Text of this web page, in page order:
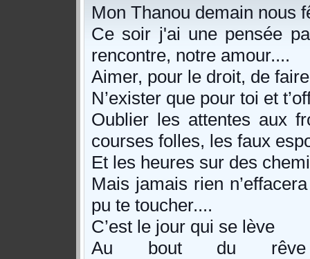
Mon Thanou demain nous
Ce soir j'ai une pensée
rencontre, notre amour....
Aimer, pour le droit, de
N’exister que pour toi et
Oublier les attentes aux
courses folles, les faux
Et les heures sur des
Mais jamais rien
pu te toucher....
C’est le jour qui se lève
Au bout du